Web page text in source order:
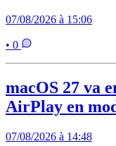
07/08/2026 à 15:06
• 0
macOS 27 va
AirPlay en
07/08/2026 à 14:48